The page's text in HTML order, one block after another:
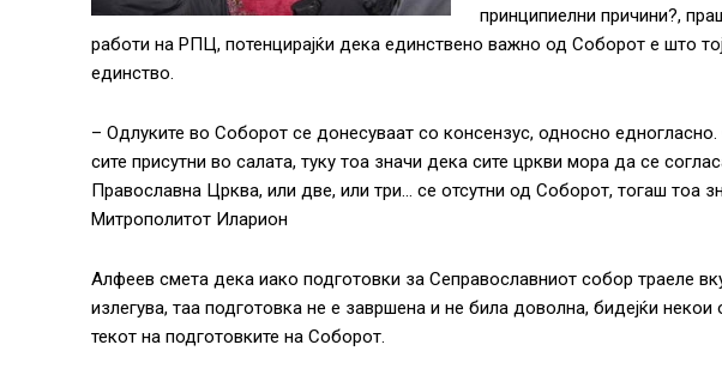
принципиелни причини?,
работи на РПЦ, потенцирајќи дека единствено важно од Соборот е што
единство.
– Одлуките во Соборот се донесуваат со консензус, односно
сите присутни во салата, туку тоа значи дека сите цркви мора да се
Православна Црква, или две, или три… се отсутни од Соборот, тогаш тоа
Митрополитот Иларион
Алфеев смета дека иако подготовки за Сеправославниот собор траеле
излегува, таа подготовка не е завршена и не била доволна, бидејќи
текот на подготовките на Соборот.